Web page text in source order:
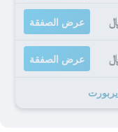
عرض الصفقة
عرض الصفقة